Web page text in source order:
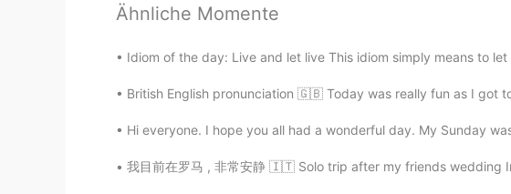
Thank you for your sharing.
Sun of beach
Ähnliche Momente
Idiom of the day: Live and let live This idiom simply means to
British English pronunciation 🇬🇧 Today was really fun as I got
Hi everyone. I hope you all had a wonderful day. My Sunday
我目前在罗马 , 非常安静 🇮🇹 Solo trip after my friends wedding